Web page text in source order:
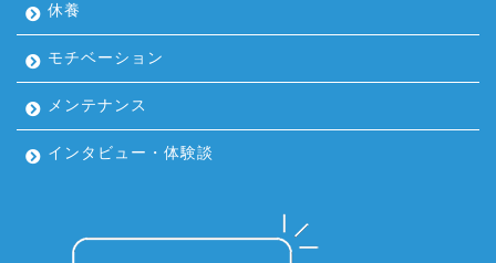
休養
モチベーション
メンテナンス
インタビュー・体験談